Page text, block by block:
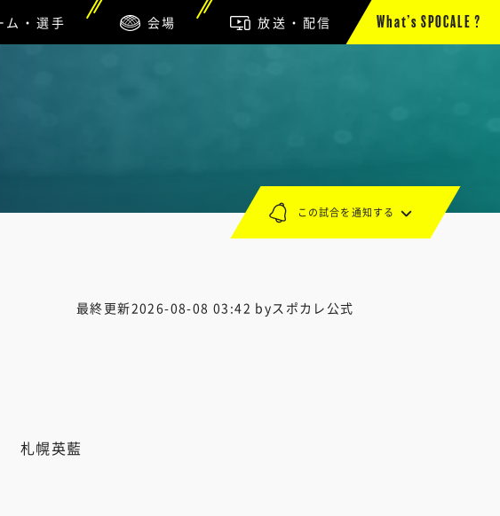
ム・選手 会場 放送・配信 What’s SPOCALE ?
最終更新2026-08-08 03:42 byスポカレ公式
札幌英藍
この試合を通知する